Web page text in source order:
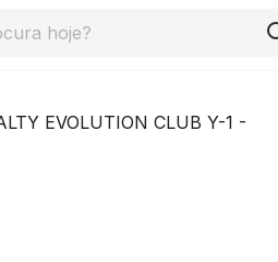
hoje?